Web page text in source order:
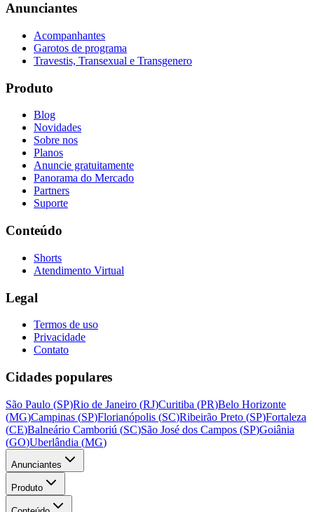
Anunciantes
Acompanhantes
Garotos de programa
Travestis, Transexual e Transgenero
Produto
Blog
Novidades
Sobre nos
Planos
Anuncie gratuitamente
Panorama do Mercado
Partners
Suporte
Conteúdo
Shorts
Atendimento Virtual
Legal
Termos de uso
Privacidade
Contato
Cidades populares
São Paulo (SP)Rio de Janeiro (RJ)Curitiba (PR)Belo Horizonte
(MG)Campinas (SP)Florianópolis (SC)Ribeirão Preto (SP)Fortaleza
(CE)Balneário Camboriú (SC)São José dos Campos (SP)Goiânia
(GO)Uberlândia (MG)
Anunciantes
Produto